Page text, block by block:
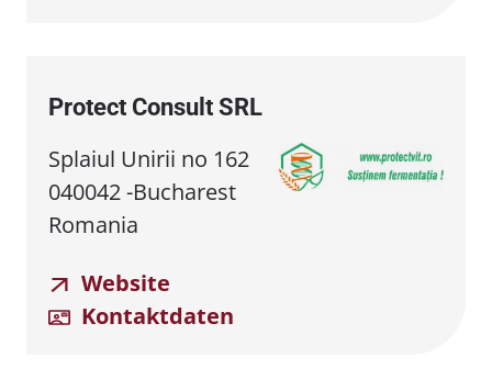
Protect Consult SRL
Splaiul Unirii no 162
040042 -Bucharest
Romania
Website
Kontaktdaten